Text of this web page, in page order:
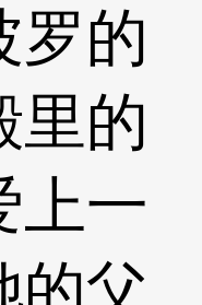
罗的
里的
上一
的父